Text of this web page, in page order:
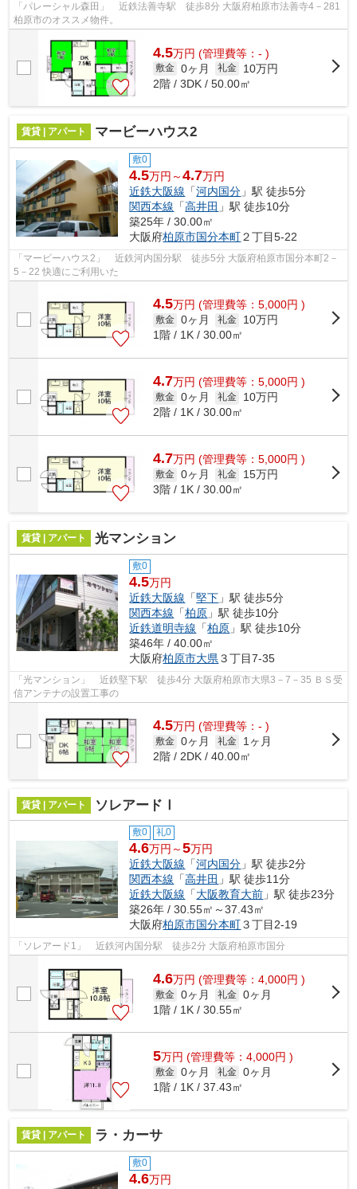
「パレーシャル森田」 近鉄法善寺駅 徒歩8分 大阪府柏原市法善寺4－281
柏原市のオススメ物件。
4.5万円 (管理費等：- )
敷金 0ヶ月 礼金
10万円
2階 / 3DK / 50.00㎡
賃貸 | アパート マービーハウス2
敷0
4.5万円～4.7万円
近鉄大阪線 「河内国分 」駅 徒歩5分
関西本線 「高井田 」駅 徒歩10分
築25年 / 30.00㎡
大阪府柏原市国分本町２丁目5-22
「マービーハウス2」 近鉄河内国分駅 徒歩5分 大阪府柏原市国分本町2－
5－22 快適にご利用いた
4.5万円 (管理費等：5,000円 )
敷金 0ヶ月 礼金
10万円
1階 / 1K / 30.00㎡
4.7万円 (管理費等：5,000円 )
敷金 0ヶ月 礼金
10万円
2階 / 1K / 30.00㎡
4.7万円 (管理費等：5,000円 )
敷金 0ヶ月 礼金
15万円
3階 / 1K / 30.00㎡
賃貸 | アパート 光マンション
敷0
4.5万円
近鉄大阪線 「堅下 」駅 徒歩5分
関西本線 「柏原 」駅 徒歩10分
近鉄道明寺線 「柏原 」駅 徒歩10分
築46年 / 40.00㎡
大阪府柏原市大県 ３丁目7-35
「光マンション」 近鉄堅下駅 徒歩4分 大阪府柏原市大県3－7－35 ＢＳ受
信アンテナの設置工事の
4.5万円 (管理費等：- )
敷金 0ヶ月 礼金
1ヶ月
2階 / 2DK / 40.00㎡
賃貸 | アパート ソレアードⅠ
敷0 礼0
4.6万円～5万円
近鉄大阪線 「河内国分 」駅 徒歩2分
関西本線 「高井田 」駅 徒歩11分
近鉄大阪線 「大阪教育大前 」駅 徒歩23分
築26年 / 30.55㎡～37.43㎡
大阪府柏原市国分本町３丁目2-19
「ソレアード1」 近鉄河内国分駅 徒歩2分 大阪府柏原市国分
4.6万円 (管理費等：4,000円 )
敷金 0ヶ月 礼金 0ヶ月
1階 / 1K / 30.55㎡
5万円 (管理費等：4,000円 )
敷金 0ヶ月 礼金 0ヶ月
1階 / 1K / 37.43㎡
賃貸 | アパート ラ・カーサ
敷0
4.6万円